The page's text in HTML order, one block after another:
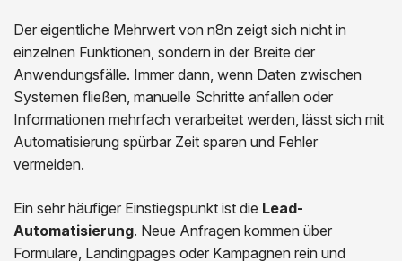
Der eigentliche Mehrwert von n8n zeigt sich nicht in
einzelnen Funktionen, sondern in der Breite der
Anwendungsfälle. Immer dann, wenn Daten zwischen
Systemen fließen, manuelle Schritte anfallen oder
Informationen mehrfach verarbeitet werden, lässt sich mit
Automatisierung spürbar Zeit sparen und Fehler
vermeiden.
Ein sehr häufiger Einstiegspunkt ist die Lead-
Automatisierung. Neue Anfragen kommen über
Formulare, Landingpages oder Kampagnen rein und